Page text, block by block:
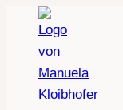
springen